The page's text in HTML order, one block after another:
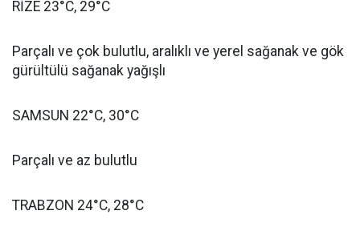
RİZE 23°C, 29°C
Parçalı ve çok bulutlu, aralıklı ve yerel sağanak ve gök
gürültülü sağanak yağışlı
SAMSUN 22°C, 30°C
Parçalı ve az bulutlu
TRABZON 24°C, 28°C